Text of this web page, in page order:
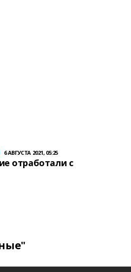
6 АВГУСТА 2021, 05:25
отработали с